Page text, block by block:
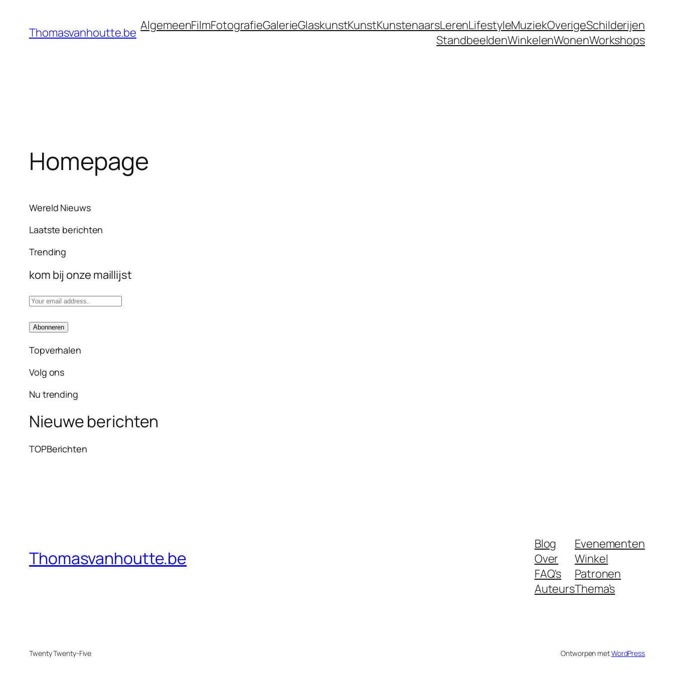
Thomasvanhoutte.be AlgemeenFilmFotografieGalerieGlaskunstKunstKunstenaarsLerenLifestyleMuziekOverigeSchilderijen
StandbeeldenWinkelenWonenWorkshops
Homepage
Wereld Nieuws
Laatste berichten
Trending
kom bij onze maillijst
Topverhalen
Volg ons
Nu trending
Nieuwe berichten
TOPBerichten
Thomasvanhoutte.be
Blog
Over
FAQ's
Auteurs
Evenementen
Winkel
Patronen
Thema’s
Twenty Twenty-Five Ontworpen metWordPress